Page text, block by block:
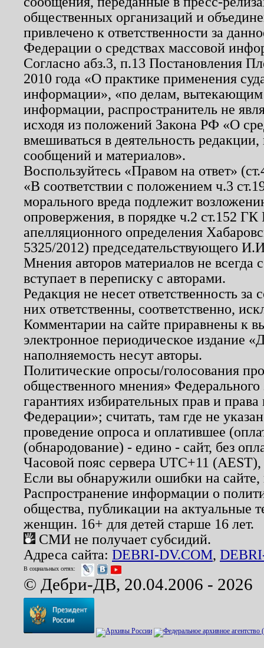
общественных организаций и
привлечено к ответственности за
Федерации о средствах массовой
Согласно абз.3, п.13 Постановления
2010 года «О практике применения
информации», «по делам, вытекающим
информации, распространитель не
исходя из положений Закона РФ «О
вмешиваться в деятельность
сообщений и материалов».
Воспользуйтесь «Правом на ответ»
«В соответствии с положением ч.3
морального вреда подлежит
опровержения, в порядке ч.2 ст.152
апелляционного определения
5325/2012) председательствующего
Мнения авторов материалов не
вступает в переписку с авторами.
Редакция не несет ответственность
них ответственны, соответственно,
Комментарии на сайте приравнены к
электронное периодическое издание
наполняемость несут авторы.
Политические опросы/голосования
общественного мнения»
гарантиях избирательных прав и
Федерации»; считать, там где не
проведение опроса и оплатившее
(обнародование) - едино - сайт, без
Часовой пояс сервера UTC+11
Если вы обнаружили ошибки на
Распространение информации о
общества, публикации на актуальные
женщин. 16+ для детей старше 16 лет.
СМИ не получает субсидий.
Адреса сайта: DEBRI-DV.COM,
В социальных сетях:
© Дебри-ДВ, 20.04.2006 - 2026